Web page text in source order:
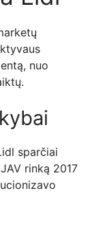
nuo
sparčiai
rinką 2017